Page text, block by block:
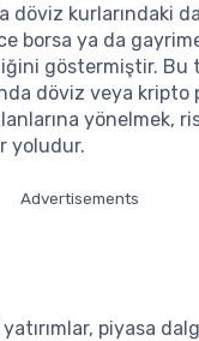
döviz kurlarındaki
borsa ya da
göstermiştir. Bu
döviz veya kripto
yönelmek,
yoludur.
Advertisements
piyasa